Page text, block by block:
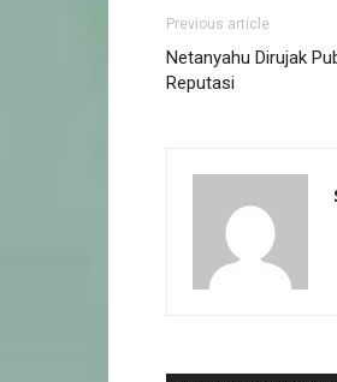
Previous article
Netanyahu Dirujak
Reputasi